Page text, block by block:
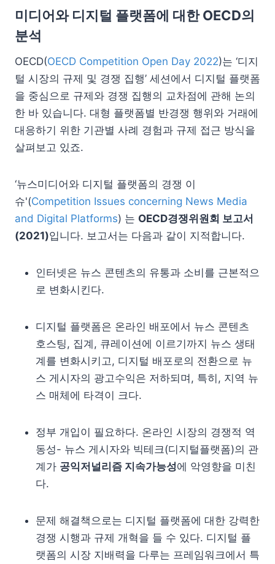
미디어와 디지털 플랫폼에 대한 OECD의
분석
OECD(OECD Competition Open Day 2022)는 ‘디지
털 시장의 규제 및 경쟁 집행’ 세션에서 디지털 플랫폼
을 중심으로 규제와 경쟁 집행의 교차점에 관해 논의
한 바 있습니다. 대형 플랫폼별 반경쟁 행위와 거래에
대응하기 위한 기관별 사례 경험과 규제 접근 방식을
살펴보고 있죠.
‘뉴스미디어와 디지털 플랫폼의 경쟁 이
슈'(Competition Issues concerning News Media
and Digital Platforms) 는 OECD경쟁위원회 보고서
(2021)입니다. 보고서는 다음과 같이 지적합니다.
인터넷은 뉴스 콘텐츠의 유통과 소비를 근본적으
로 변화시킨다.
디지털 플랫폼은 온라인 배포에서 뉴스 콘텐츠
호스팅, 집계, 큐레이션에 이르기까지 뉴스 생태
계를 변화시키고, 디지털 배포로의 전환으로 뉴
스 게시자의 광고수익은 저하되며, 특히, 지역 뉴
스 매체에 타격이 크다.
정부 개입이 필요하다. 온라인 시장의 경쟁적 역
동성- 뉴스 게시자와 빅테크(디지털플랫폼)의 관
계가 공익저널리즘 지속가능성에 악영향을 미친
다.
문제 해결책으로는 디지털 플랫폼에 대한 강력한
경쟁 시행과 규제 개혁을 들 수 있다. 디지털 플
랫폼의 시장 지배력을 다루는 프레임워크에서 특